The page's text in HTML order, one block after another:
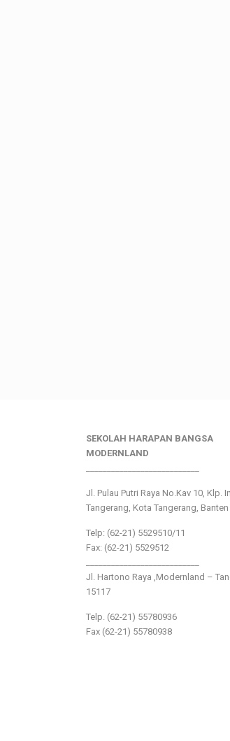
SEKOLAH HARAPAN BANGSA
MODERNLAND
Jl. Pulau Putri Raya No.Kav 10, Klp.
Tangerang, Kota Tangerang,
Telp: (62-21) 5529510/11
Fax: (62-21) 5529512
Jl. Hartono Raya ,Modernland –
15117
Telp. (62-21) 55780936
Fax (62-21) 55780938